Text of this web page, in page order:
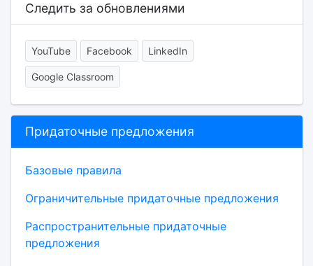
Следить за обновлениями
YouTube Facebook LinkedIn
Google Classroom
Придаточные предложения
Базовые правила
Ограничительные придаточные предложения
Распространительные придаточные
предложения